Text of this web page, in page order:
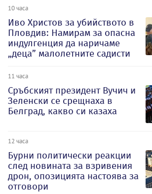
10 часа
Иво Христов за убийството в
Пловдив: Намирам за опасна
индулгенция да наричаме
„деца” малолетните садисти
11 часа
Сръбският президент Вучич и
Зеленски се срещнаха в
Белград, какво си казаха
12 часа
Бурни политически реакции
след новината за взривения
дрон, опозицията настоява за
отговори